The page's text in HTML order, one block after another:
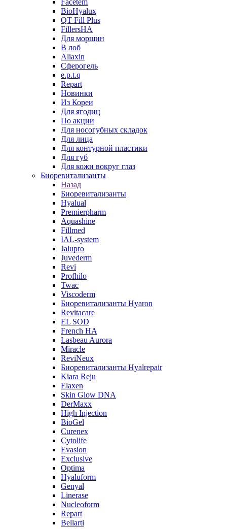
Facetem
BioHyalux
QT Fill Plus
FillersHA
Для морщин
В лоб
Aliaxin
Сферогель
e.p.t.q
Repart
Новинки
Из Кореи
Для ягодиц
По акции
Для носогубных складок
Для лица
Для контурной пластики
Для губ
Для кожи вокруг глаз
Биоревитализанты
Назад
Биоревитализанты
Hyalual
Premierpharm
Aquashine
Fillmed
IAL-system
Jalupro
Juvederm
Revi
Profhilo
Twac
Viscoderm
Биоревитализанты Hyaron
Revitacare
EL SOD
French HA
Lasbeau Aurora
Miracle
ReviNeux
Биоревитализанты Hyalrepair
Kiara Reju
Elaxen
Skin Glow DNA
DerMaxx
High Injection
BioGel
Curenex
Cytolife
Evasion
Exclusive
Optima
Hyaluform
Genyal
Linerase
Nucleoform
Repart
Bellarti